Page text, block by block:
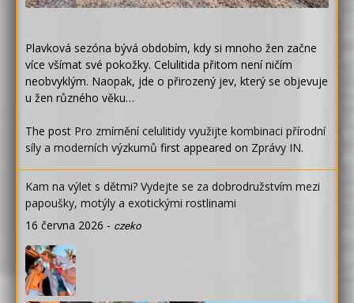
Plavková sezóna bývá obdobím, kdy si mnoho žen začne
více všímat své pokožky. Celulitida přitom není ničím
neobvyklým. Naopak, jde o přirozený jev, který se objevuje
u žen různého věku…
The post Pro zmírnění celulitidy využijte kombinaci přírodní
síly a moderních výzkumů first appeared on Zprávy IN.
Kam na výlet s dětmi? Vydejte se za dobrodružstvím mezi
papoušky, motýly a exotickými rostlinami
16 června 2026 - czeko